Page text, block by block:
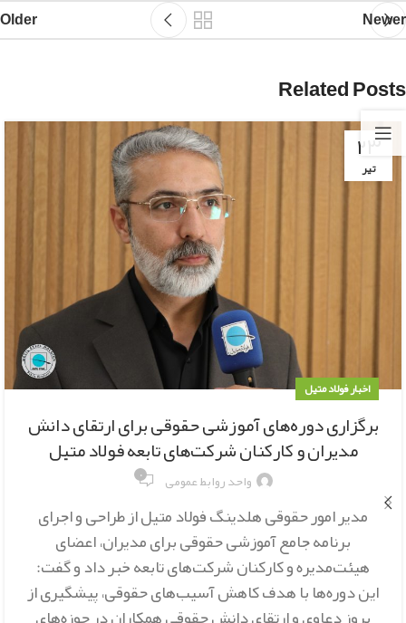
Newer
Older
Related Posts
۲۳
تیر
اخبار فولاد متیل
برگزاری دوره‌های آموزشی حقوقی برای ارتقای دانش
مدیران و کارکنان شرکت‌های تابعه فولاد متیل
واحد روابط عمومی ۰
مدیر امور حقوقی هلدینگ فولاد متیل از طراحی و اجرای
برنامه جامع آموزشی حقوقی برای مدیران، اعضای
هیئت‌مدیره و کارکنان شرکت‌های تابعه خبر داد و گفت:
این دوره‌ها با هدف کاهش آسیب‌های حقوقی، پیشگیری از